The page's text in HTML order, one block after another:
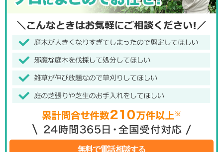
無料で電話相談する